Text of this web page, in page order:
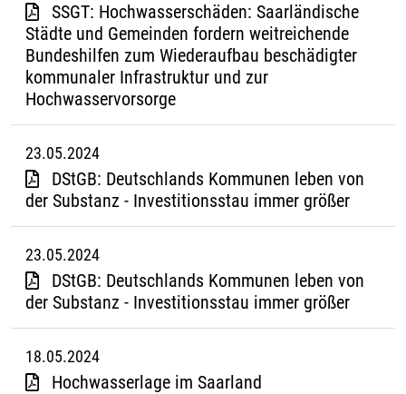
SSGT: Hochwasserschäden: Saarländische
Städte und Gemeinden fordern weitreichende
Bundeshilfen zum Wiederaufbau beschädigter
kommunaler Infrastruktur und zur
Hochwasservorsorge
23.05.2024
DStGB: Deutschlands Kommunen leben von
der Substanz - Investitionsstau immer größer
23.05.2024
DStGB: Deutschlands Kommunen leben von
der Substanz - Investitionsstau immer größer
18.05.2024
Hochwasserlage im Saarland